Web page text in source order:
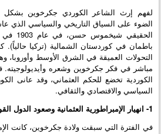
لفهم إرث الشاعر الكوردي جكرخوين
الضوء على السياق التاريخي والسياسي الذي
باطمان في كوردستان الشمالية (تركيا حالياً).
التحولات العميقة في الشرق الأوسط وأوروبا،
مباشر في فكر جكرخوين وشعره وأيديولوجيته.
الكوردية تخضع للحكم العثماني، وقد عانى
السياسي والاقتصادي والثقافي.
1- انهيار الإمبراطورية العثمانية وصعود الدول القومية:
في الفترة التي سبقت ولادة جكرخوين، كانت